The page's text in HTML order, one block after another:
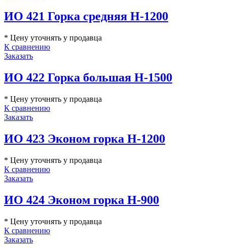
ИО 421 Горка средняя Н-1200
* Цену уточнять у продавца
К сравнению
Заказать
ИО 422 Горка большая Н-1500
* Цену уточнять у продавца
К сравнению
Заказать
ИО 423 Эконом горка H-1200
* Цену уточнять у продавца
К сравнению
Заказать
ИО 424 Эконом горка H-900
* Цену уточнять у продавца
К сравнению
Заказать